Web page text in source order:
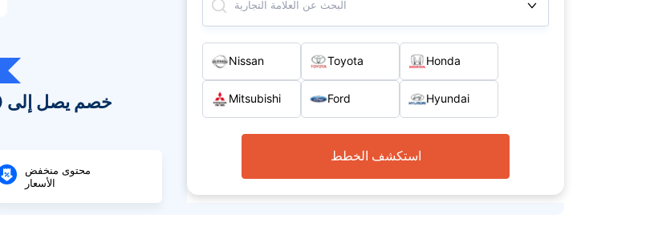
خصم يصل إلى 30%* للسائق الآمن
محتوى منخفض
الأسعار
البحث عن العلامة التجارية
Nissan Toyota Honda
Mitsubishi Ford Hyundai
استكشف الخطط